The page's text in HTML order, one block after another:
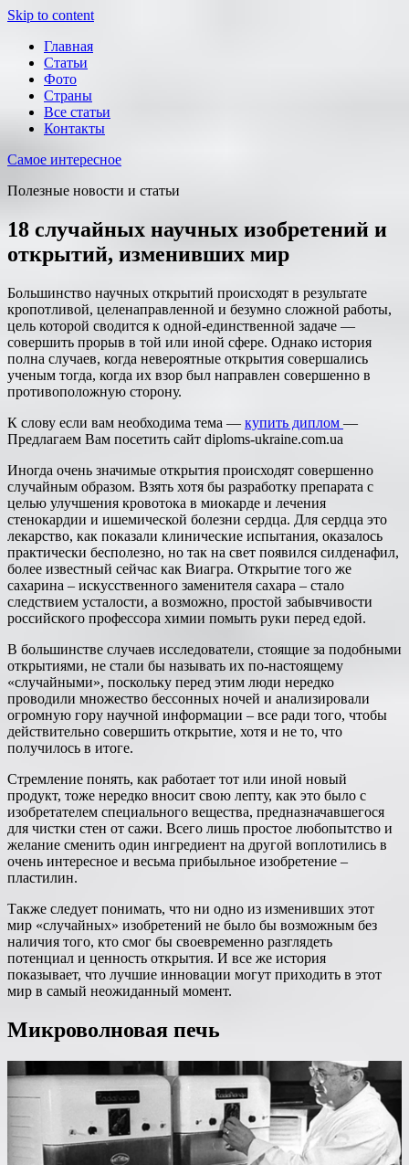
Skip to content
Главная
Статьи
Фото
Страны
Все статьи
Контакты
Самое интересное
Полезные новости и статьи
18 случайных научных изобретений и
открытий, изменивших мир
Большинство научных открытий происходят в результате
кропотливой, целенаправленной и безумно сложной работы,
цель которой сводится к одной-единственной задаче —
совершить прорыв в той или иной сфере. Однако история
полна случаев, когда невероятные открытия совершались
ученым тогда, когда их взор был направлен совершенно в
противоположную сторону.
К слову если вам необходима тема — купить диплом —
Предлагаем Вам посетить сайт diploms-ukraine.com.ua
Иногда очень значимые открытия происходят совершенно
случайным образом. Взять хотя бы разработку препарата с
целью улучшения кровотока в миокарде и лечения
стенокардии и ишемической болезни сердца. Для сердца это
лекарство, как показали клинические испытания, оказалось
практически бесполезно, но так на свет появился силденафил,
более известный сейчас как Виагра. Открытие того же
сахарина – искусственного заменителя сахара – стало
следствием усталости, а возможно, простой забывчивости
российского профессора химии помыть руки перед едой.
В большинстве случаев исследователи, стоящие за подобными
открытиями, не стали бы называть их по-настоящему
«случайными», поскольку перед этим люди нередко
проводили множество бессонных ночей и анализировали
огромную гору научной информации – все ради того, чтобы
действительно совершить открытие, хотя и не то, что
получилось в итоге.
Стремление понять, как работает тот или иной новый
продукт, тоже нередко вносит свою лепту, как это было с
изобретателем специального вещества, предназначавшегося
для чистки стен от сажи. Всего лишь простое любопытство и
желание сменить один ингредиент на другой воплотились в
очень интересное и весьма прибыльное изобретение –
пластилин.
Также следует понимать, что ни одно из изменивших этот
мир «случайных» изобретений не было бы возможным без
наличия того, кто смог бы своевременно разглядеть
потенциал и ценность открытия. И все же история
показывает, что лучшие инновации могут приходить в этот
мир в самый неожиданный момент.
Микроволновая печь